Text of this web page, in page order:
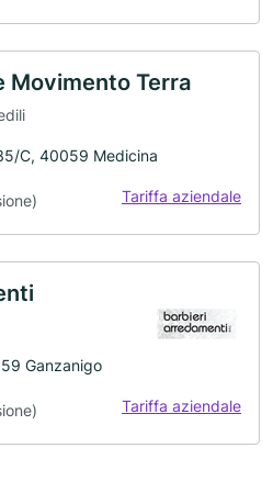
Movimento Terra
C, 40059 Medicina
Tariffa aziendale
Ganzanigo
Tariffa aziendale